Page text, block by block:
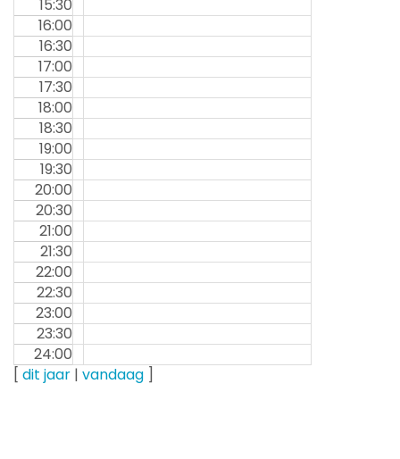
15:30
16:00
16:30
17:00
17:30
18:00
18:30
19:00
19:30
20:00
20:30
21:00
21:30
22:00
22:30
23:00
23:30
24:00
[ dit jaar | vandaag ]